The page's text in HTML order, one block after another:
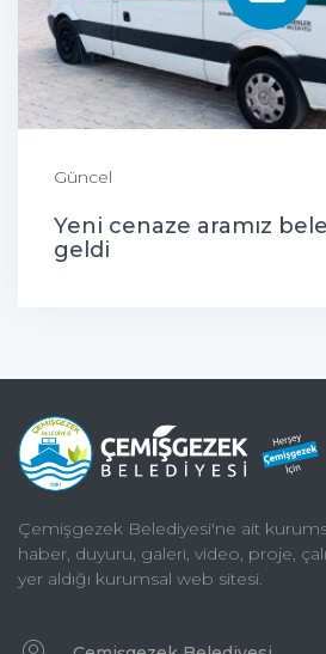
Güncel
Yeni cenaze aramız
geldi
Çemişgezek Belediyesi'ne ait
haber, duyuru, galeri, video, proje,
yer aldığı kurumsal web sitesi.